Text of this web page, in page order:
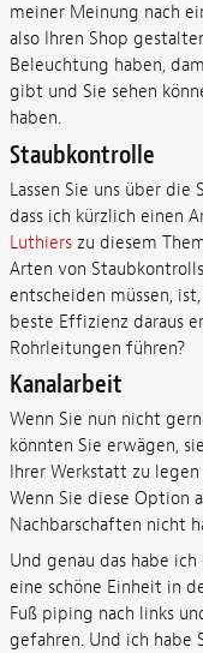
meiner Meinung nach
also Ihren Shop
Beleuchtung haben,
gibt und Sie sehen
haben.
Staubkontrolle
Lassen Sie uns über
dass ich kürzlich einen
Luthierszu diesem
Arten von
entscheiden müssen,
beste Effizienz daraus
Rohrleitungen führen?
Kanalarbeit
Wenn Sie nun nicht
könnten Sie erwägen,
Ihrer Werkstatt zu
Wenn Sie diese Option
Nachbarschaften nicht
Und genau das habe
eine schöne Einheit in
Fuß piping nach links
gefahren. Und ich habe